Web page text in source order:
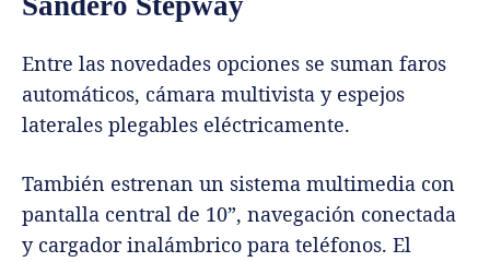
Entre las novedades opciones se suman faros
automáticos, cámara multivista y espejos
laterales plegables eléctricamente.
También estrenan un sistema multimedia con
pantalla central de 10”, navegación conectada
y cargador inalámbrico para teléfonos. El